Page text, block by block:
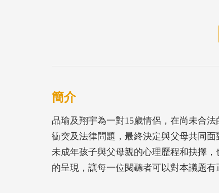
簡介
品瑜及翔宇為一對15歲情侶，在尚未合
衝突及法律問題，最終決定與父母共同
未成年孩子與父母親的心理歷程和抉擇
的呈現，讓每一位閱聽者可以對本議題有